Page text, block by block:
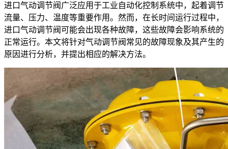
进口气动调节阀广泛应用于工业自动化控制系统中，起着调节
流量、压力、温度等重要作用。然而，在长时间运行过程中，
进口气动调节阀可能会出现各种故障，这些故障会影响系统的
正常运行。本文将针对气动调节阀常见的故障现象及其产生的
原因进行分析，并提出相应的解决方法。